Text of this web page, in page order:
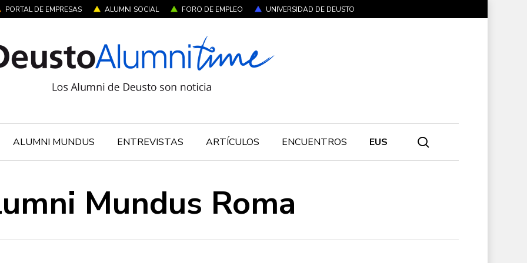
PORTAL DE EMPRESAS ALUMNI SOCIAL FORO DE EMPLEO UNIVERSIDAD DE DEUSTO
ALUMNI MUNDUS ENTREVISTAS ARTÍCULOS ENCUENTROS EUS
Mundus Roma